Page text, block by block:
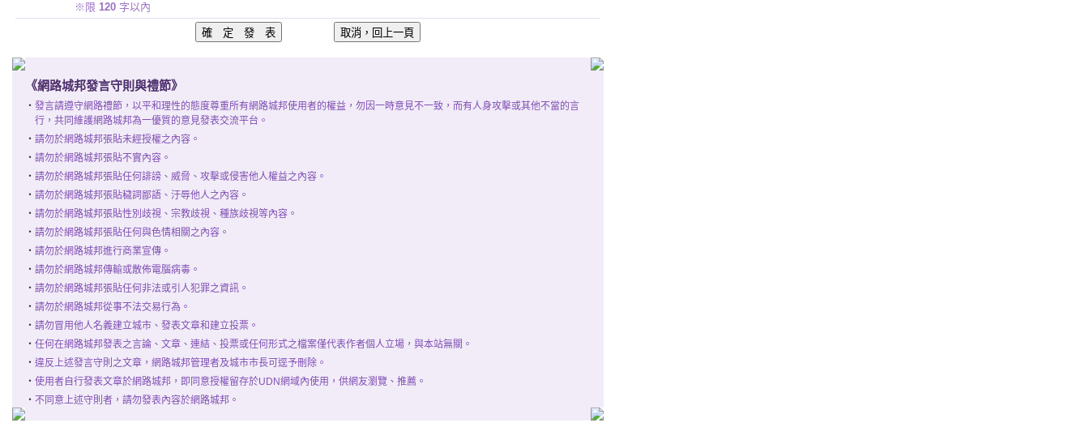
※限 120 字以內
《網路城邦發言守則與禮節》
‧ 發言請遵守網路禮節，以平和理性的態度尊重所有網路城邦使用者的權益，勿因一時意見不一致，而有人身攻擊或其他不當的言
行，共同維護網路城邦為一優質的意見發表交流平台。
‧ 請勿於網路城邦張貼未經授權之內容。
‧ 請勿於網路城邦張貼不實內容。
‧ 請勿於網路城邦張貼任何誹謗、威脅、攻擊或侵害他人權益之內容。
‧ 請勿於網路城邦張貼穢詞鄙語、汙辱他人之內容。
‧ 請勿於網路城邦張貼性別歧視、宗教歧視、種族歧視等內容。
‧ 請勿於網路城邦張貼任何與色情相關之內容。
‧ 請勿於網路城邦進行商業宣傳。
‧ 請勿於網路城邦傳輸或散佈電腦病毒。
‧ 請勿於網路城邦張貼任何非法或引人犯罪之資訊。
‧ 請勿於網路城邦從事不法交易行為。
‧ 請勿冒用他人名義建立城市、發表文章和建立投票。
‧ 任何在網路城邦發表之言論、文章、連結、投票或任何形式之檔案僅代表作者個人立場，與本站無關。
‧ 違反上述發言守則之文章，網路城邦管理者及城市市長可逕予刪除。
‧ 使用者自行發表文章於網路城邦，即同意授權留存於UDN網域內使用，供網友瀏覽、推薦。
‧ 不同意上述守則者，請勿發表內容於網路城邦。